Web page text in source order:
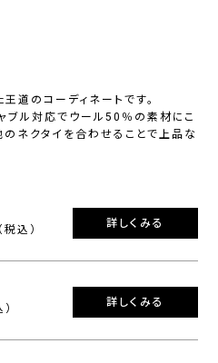
道のコーディネートです。
ブル対応でウール50％の素材にこ
のネクタイを合わせることで上品な
込）
詳しくみる
詳しくみる